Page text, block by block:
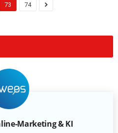
73 74
Marketing & KI